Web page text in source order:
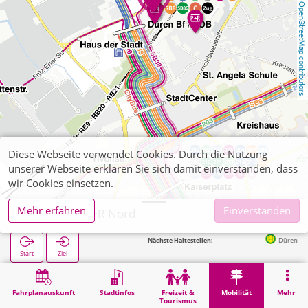
OpenStreetMap contributors
Fahrplanauskunft Stadtinfos
Freizeit &
Tourismus
Mobilität Mehr
Düren, Bf P+R Nord
Start Ziel
Nächste Haltestellen: Düren Bahnhof / ZOB
Mobilität Düren, Bf P+R Nord
Diese Webseite verwendet Cookies. Durch die Nutzung
unserer Webseite erklären Sie sich damit einverstanden, dass
wir Cookies einsetzen.
Mehr erfahren
Einverstanden